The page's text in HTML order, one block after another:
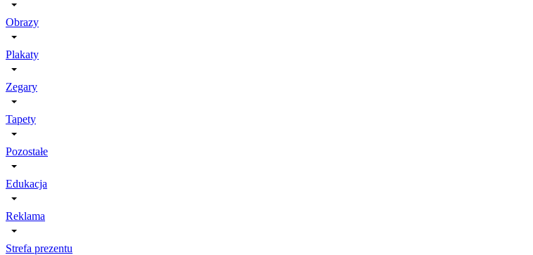
Obrazy
Plakaty
Zegary
Tapety
Pozostałe
Edukacja
Reklama
Strefa prezentu